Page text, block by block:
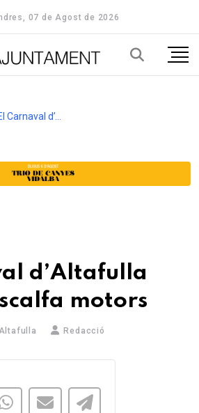
07 de Agost de 2026
d’Altafulla
motors
Redacció